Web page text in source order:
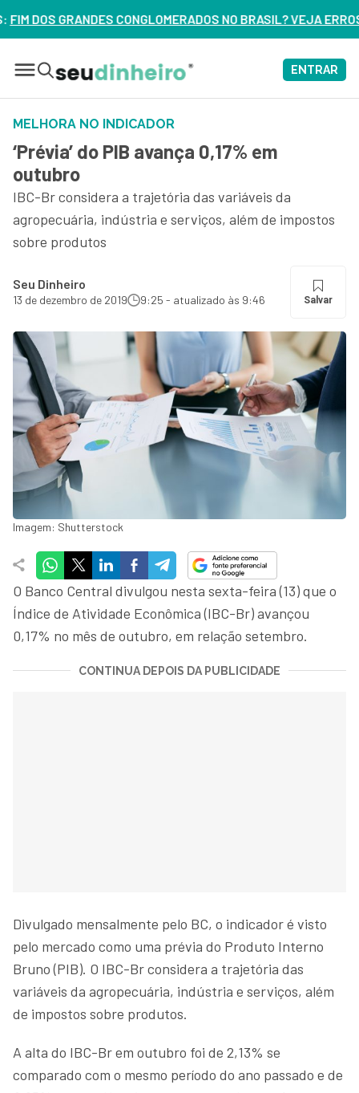
NO BRASIL? VEJA ERROS DE 3 DELES – ASSISTA
ENTRAR
MELHORA NO INDICADOR
‘Prévia’ do PIB avança 0,17% em
outubro
IBC-Br considera a trajetória das variáveis da
agropecuária, indústria e serviços, além de impostos
sobre produtos
Seu Dinheiro
13 de dezembro de 2019 9:25 - atualizado às 9:46 Salvar
Imagem: Shutterstock
O Banco Central divulgou nesta sexta-feira (13) que o
Índice de Atividade Econômica (IBC-Br) avançou
0,17% no mês de outubro, em relação setembro.
CONTINUA DEPOIS DA PUBLICIDADE
Divulgado mensalmente pelo BC, o indicador é visto
pelo mercado como uma prévia do Produto Interno
Bruno (PIB). O IBC-Br considera a trajetória das
variáveis da agropecuária, indústria e serviços, além
de impostos sobre produtos.
A alta do IBC-Br em outubro foi de 2,13% se
comparado com o mesmo período do ano passado e de